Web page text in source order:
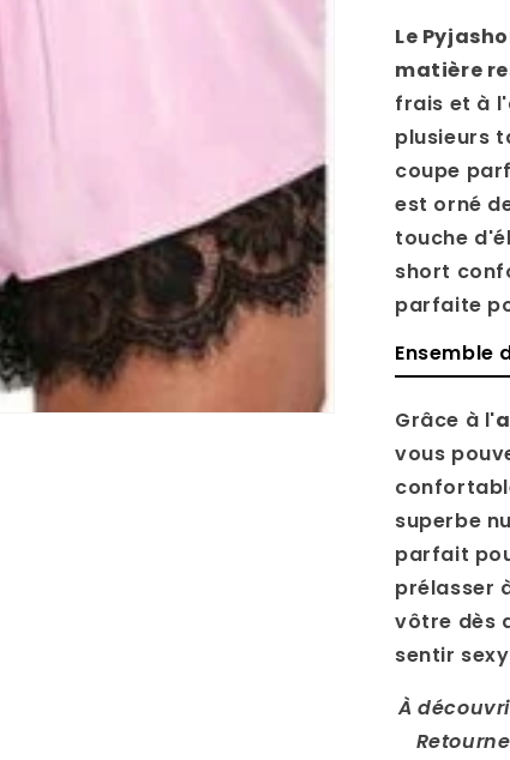
Le
matière
frais et à
plusieurs
coupe
est orné
touche
short
parfaite
Ensemble
Grâce à l'
vous
superbe
parfait
prélasser
vôtre dès
sentir
À